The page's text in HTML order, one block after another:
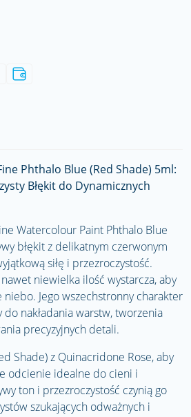
Phthalo Blue (Red Shade) 5ml:
Błękit do Dynamicznych
Watercolour Paint Phthalo Blue
błękit z delikatnym czerwonym
siłę i przezroczystość.
niewielka ilość wystarcza, aby
niebo. Jego wszechstronny charakter
nakładania warstw, tworzenia
precyzyjnych detali.
Shade) z Quinacridone Rose, aby
odcienie idealne do cieni i
ton i przezroczystość czynią go
szukających odważnych i